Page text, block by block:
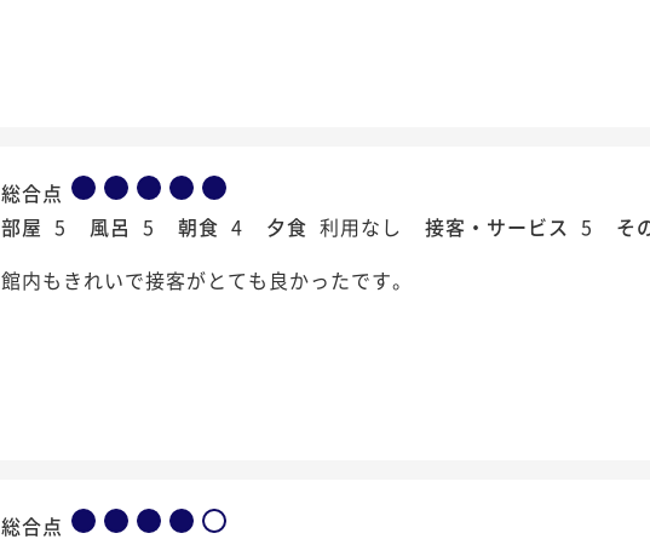
総合点
部屋 5 風呂 5 朝食 4 夕食 利用なし 接客・サービス 5 そ
館内もきれいで接客がとても良かったです。
総合点